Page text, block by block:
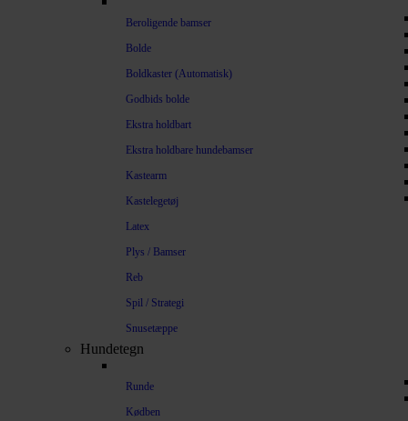
Beroligende bamser
Bolde
Boldkaster (Automatisk)
Godbids bolde
Ekstra holdbart
Ekstra holdbare hundebamser
Kastearm
Kastelegetøj
Latex
Plys / Bamser
Reb
Spil / Strategi
Snusetæppe
Hundetegn
Runde
Kødben